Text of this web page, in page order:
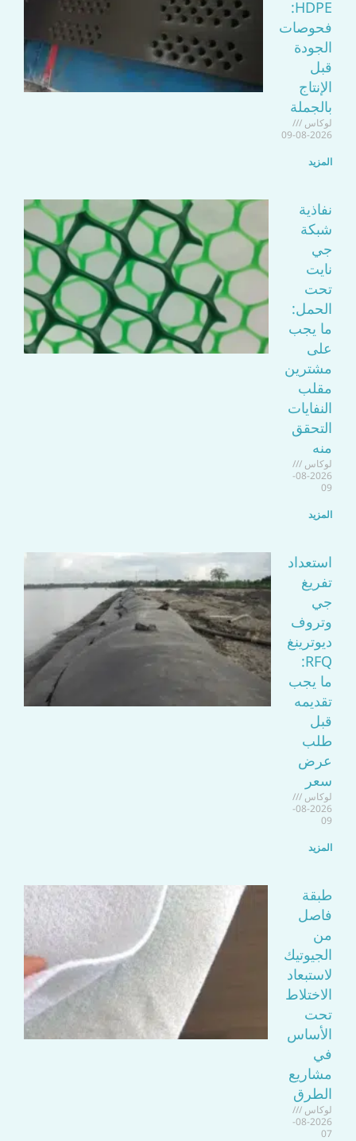
HDPE:
فحوصات
الجودة
قبل
الإنتاج
بالجملة
لوكاس
2026-08-09
المزيد
نفاذية
شبكة
جي
نايت
تحت
الحمل:
ما يجب
على
مشترين
مقلب
النفايات
التحقق
منه
لوكاس
2026-08-
09
المزيد
استعداد
تفريغ
جي
وتروف
ديوترينغ
RFQ:
ما يجب
تقديمه
قبل
طلب
عرض
سعر
لوكاس
2026-08-
09
المزيد
طبقة
فاصل
من
الجيوتيك
لاستبعاد
الاختلاط
تحت
الأساس
في
مشاريع
الطرق
لوكاس
2026-08-
07